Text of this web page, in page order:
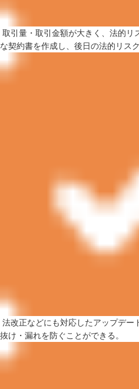
取引量・取引金額が大きく、法的リ
な契約書を作成し、後日の法的リス
法改正などにも対応したアップデー
抜け・漏れを防ぐことができる。